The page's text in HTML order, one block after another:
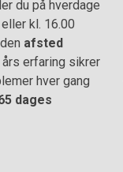
du på hverdage
eller kl. 16.00
afsted
erfaring sikrer
hver gang
dages